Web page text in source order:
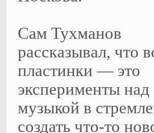
Сам Тухманов
рассказывал, что
пластинки — это
эксперименты над
музыкой в
создать что-то